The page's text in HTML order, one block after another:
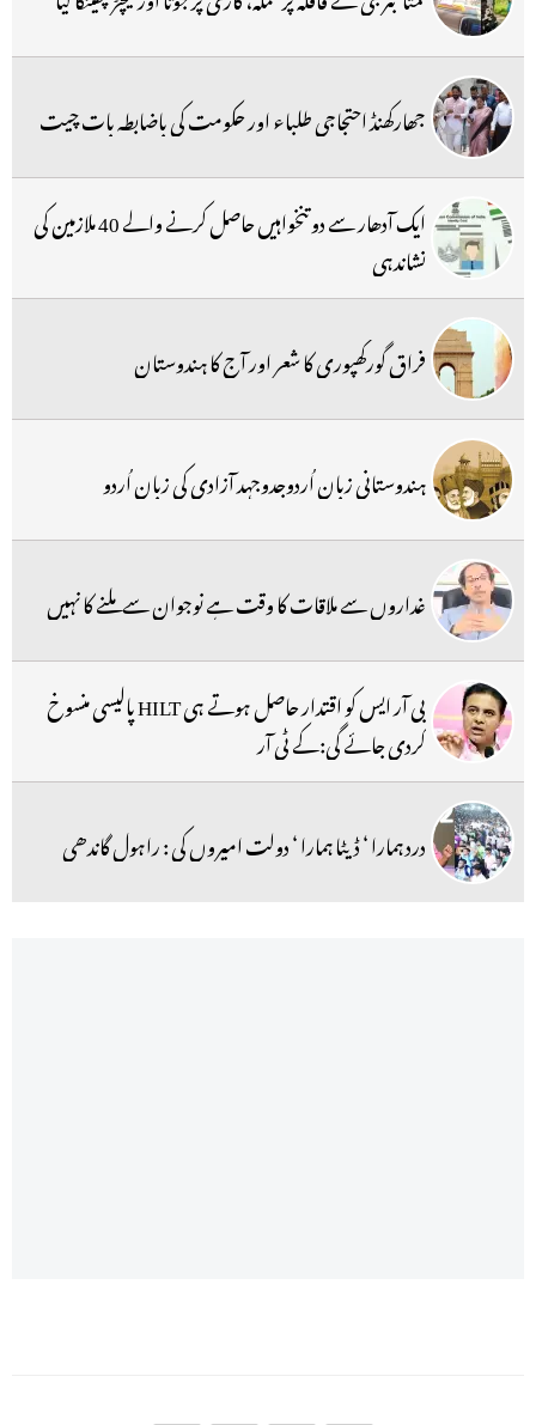
جھارکھنڈ احتجاجی طلباء اور حکومت کی باضابطہ بات چیت
ایک آدھار سے دو تنخواہیں حاصل کرنے والے 40 ملازمین کی
نشاندہی
فراق گورکھپوری کا شعر اور آج کا ہندوستان
ہندوستانی زبان اُردوجدوجہد آزادی کی زبان اُردو
غداروں سے ملاقات کا وقت ہے نوجوان سے ملنے کا نہیں
بی آر ایس کو اقتدار حاصل ہوتے ہی HILT پالیسی منسوخ
کردی جائے گی:کے ٹی آر
درد ہمارا ‘ ڈیٹا ہمارا ‘ دولت امیروں کی : راہول گاندھی